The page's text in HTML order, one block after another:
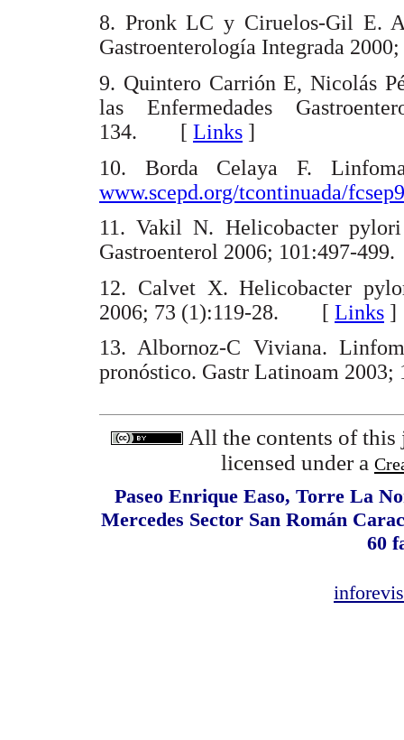
8. Pronk LC y Ciruelos-Gil E.
Gastroenterología Integrada
9. Quintero Carrión E, Nicolás
las Enfermedades
134. [ Links ]
10. Borda Celaya F.
www.scepd.org/tcontinuada/
11. Vakil N. Helicobacter
Gastroenterol 2006; 101:497-
12. Calvet X. Helicobacter
2006; 73 (1):119-28. [ Links ]
13. Albornoz-C Viviana.
pronóstico. Gastr Latinoam
All the contents of this
licensed under a
Paseo Enrique Easo, Torre La
Mercedes Sector San Román
60